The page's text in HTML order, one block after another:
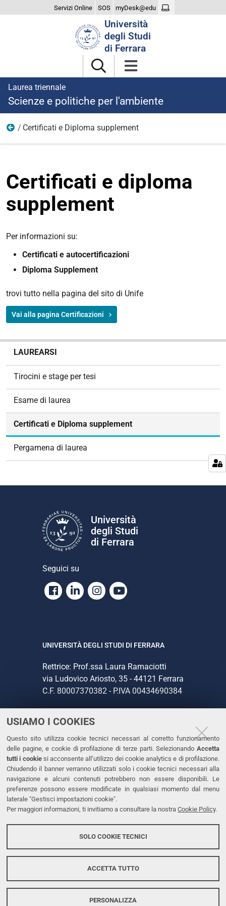
USIAMO I COOKIES
Questo sito utilizza cookie tecnici necessari al corretto funzionamento
delle pagine, e cookie di profilazione di terze parti. Selezionando Accetta
tutti i cookiesi acconsente all’utilizzo dei cookie analytics e di profilazione.
Chiudendo il banner verranno utilizzati solo i cookie tecnici necessari alla
navigazione e alcuni contenuti potrebbero non essere disponibili. Le
preferenze possono essere modificate in qualsiasi momento dal menu
laterale "Gestisci impostazioni cookie".
Per maggiori informazioni, ti invitiamo a consultare la nostra Cookie Policy.
SOLO COOKIE TECNICI
ACCETTA TUTTO
PERSONALIZZA
Servizi Online SOS myDesk@edu
Università
degli Studi
di Ferrara
Laurea triennale
Scienze e politiche per l'ambiente
Laurearsi
Certificati e Diploma supplement
Certificati e diploma
supplement
Per informazioni su:
Certificati e autocertificazioni
Diploma Supplement
trovi tutto nella pagina del sito di Unife
Vai alla pagina Certificazioni
LAUREARSI
Tirocini e stage per tesi
Esame di laurea
Certificati e Diploma supplement
Pergamena di laurea
Università
degli Studi
di Ferrara
Seguici su
Facebook
LinkedinInstagram
Youtube
UNIVERSITÀ DEGLI STUDI DI FERRARA
Rettrice: Prof.ssa Laura Ramaciotti
via Ludovico Ariosto, 35 - 44121 Ferrara
C.F. 80007370382 - P.IVA 00434690384
CONTATTI
Tel. +39 0532 293111
Fax. +39 0532 293031
PEC
LINKS
Dichiarazione di accessibilità
Protezione dati personali